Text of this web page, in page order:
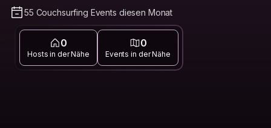
55 Couchsurfing Events diesen Monat
0
Hosts in der Nähe
0
Events in der Nähe